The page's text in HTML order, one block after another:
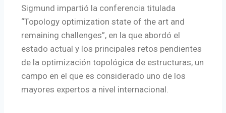
Sigmund impartió la conferencia titulada
“Topology optimization state of the art and
remaining challenges”, en la que abordó el
estado actual y los principales retos pendientes
de la optimización topológica de estructuras, un
campo en el que es considerado uno de los
mayores expertos a nivel internacional.